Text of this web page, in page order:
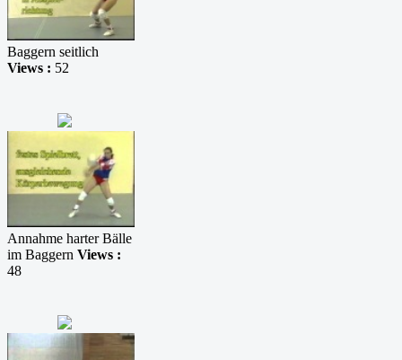
Baggern seitlich
Views : 52
Annahme harter Bälle
im Baggern Views :
48